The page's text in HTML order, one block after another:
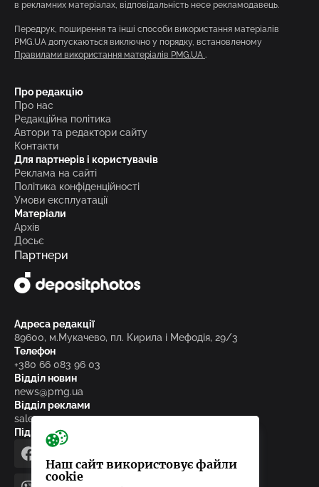
в рекламних матеріалах, відповідальність несе рекламодавець.
Передрук, поширення та інші способи використання матеріалів
PMG.UA допускаються виключно у порядку, встановленому
Правилами використання матеріалів PMG.UA .
Про редакцію
Про нас
Редакційна політика
Автори та редактори сайту
Контакти
Для партнерів і користувачів
Реклама на сайті
Політика конфіденційності
Умови експлуатації
Матеріали
Архів
Досьє
Партнери
Адреса редакції
89600, м.Мукачево, пл. Кирила і Мефодія, 29/3
Телефон
+380 66 083 96 03
Відділ новин
news@pmg.ua
Відділ реклами
sales@pmg.ua
Підписуйтесь на нас у соціальних мережах
facebooktelegram
Наш сайт використовує файли
cookie